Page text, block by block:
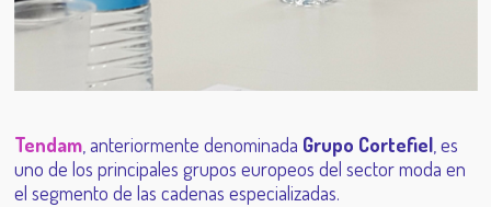
Tendam, anteriormente denominada Grupo Cortefiel, es
uno de los principales grupos europeos del sector moda en
el segmento de las cadenas especializadas.